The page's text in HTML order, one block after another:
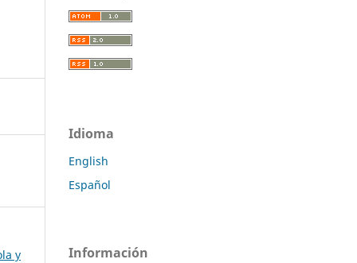
y
Idioma
English
Español
Información